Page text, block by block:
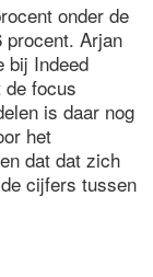
onder de
procent. Arjan
bij Indeed
de focus
is daar nog
het
dat dat zich
cijfers tussen